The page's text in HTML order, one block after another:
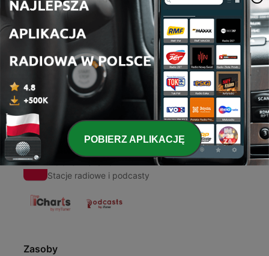
Odcinki
5108 - KŁYZ WIEDZY O WESZŁO FM
02 mar 2022
Stacje radiowe i podcasty
Zasoby
POBIERZ APLIKACJĘ